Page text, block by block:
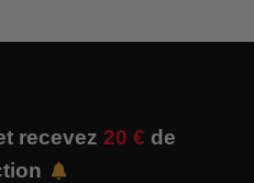
recevez 20 € de